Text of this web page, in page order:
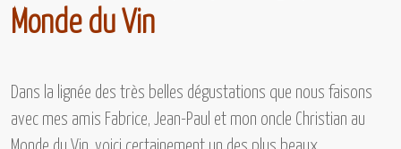
Monde du Vin
Dans la lignée des très belles dégustations que nous faisons
avec mes amis Fabrice, Jean-Paul et mon oncle Christian au